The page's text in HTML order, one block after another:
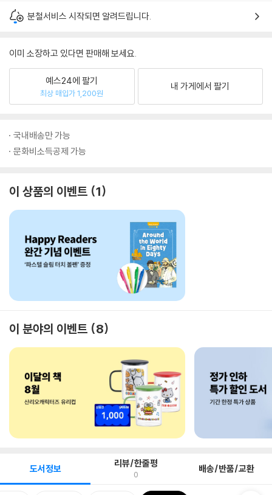
분철서비스 시작되면 알려드립니다.
이미 소장하고 있다면 판매해 보세요.
예스24에 팔기
최상 매입가 1,200원
내 가게에서 팔기
국내배송만 가능
문화비소득공제 가능
이 상품의 이벤트 1
이 분야의 이벤트 8
도서정보 리뷰/한줄평
0 배송/반품/교환